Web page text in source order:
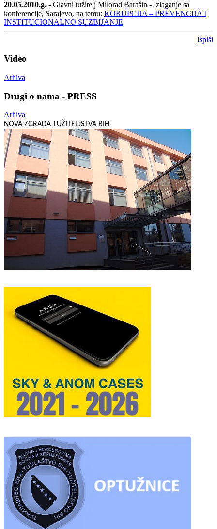
20.05.2010.g. - Glavni tužitelj Milorad Barašin - Izlaganje sa
konferencije, Sarajevo, na temu: KORUPCIJA – PREVENCIJA I
INSTITUCIONALNO SUZBIJANJE
Ispiši
Video
Arhiva
Drugi o nama - PRESS
Arhiva
NOVA ZGRADA TUŽITELJSTVA BIH